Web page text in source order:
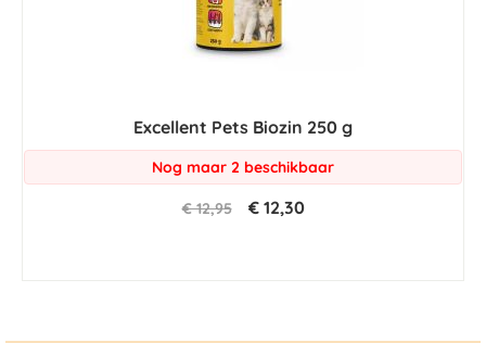
Excellent Pets Biozin 250 g
Nog maar 2 beschikbaar
€ 12,95 € 12,30